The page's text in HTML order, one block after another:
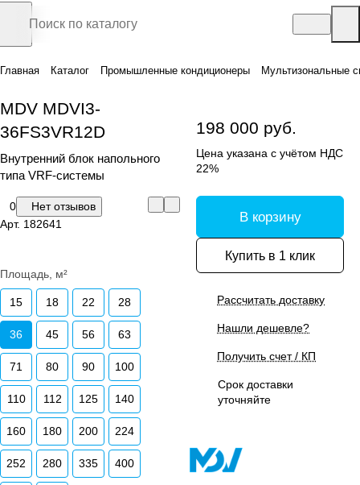
Главная Каталог Промышленные кондиционеры Мультизональные
MDV MDVI3-
36FS3VR12D
Внутренний блок напольного
типа VRF-системы
0
Нет отзывов
Арт. 182641
Площадь, м²
15 18 22 28
36 45 56 63
71 80 90 100
110 112 125 140
160 180 200 224
252 280 335 400
198 000 руб.
Цена указана с учётом НДС
22%
В корзину
Купить в 1 клик
Рассчитать доставку
Нашли дешевле?
Получить счет / КП
Срок доставки
уточняйте